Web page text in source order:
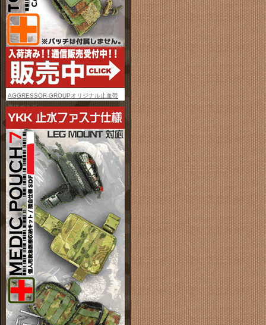
AGGRESSOR-GROUPオリジナル止血帯
単体ホルダー